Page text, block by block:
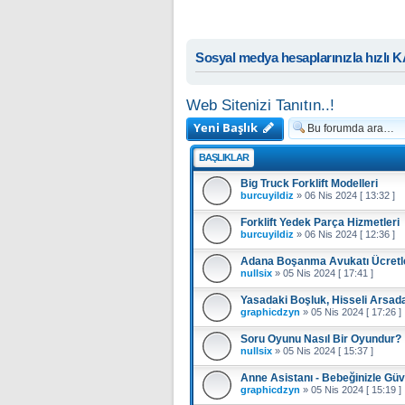
Sosyal medya hesaplarınızla hızlı
Web Sitenizi Tanıtın..!
Yeni Başlık
BAŞLIKLAR
Big Truck Forklift Modelleri
burcuyildiz » 06 Nis 2024 [ 13:32 ]
Forklift Yedek Parça Hizmetleri
burcuyildiz » 06 Nis 2024 [ 12:36 ]
Adana Boşanma Avukatı
nullsix » 05 Nis 2024 [ 17:41 ]
Yasadaki Boşluk, Hisseli
graphicdzyn » 05 Nis 2024 [ 17:26 ]
Soru Oyunu Nasıl Bir Oyundur?
nullsix » 05 Nis 2024 [ 15:37 ]
Anne Asistanı - Bebeğinizle
graphicdzyn » 05 Nis 2024 [ 15:19 ]